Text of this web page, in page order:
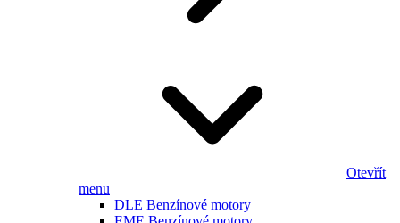
Otevřít
menu
DLE Benzínové motory